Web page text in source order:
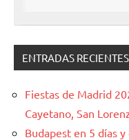
ENTRADAS RECIENTES
Fiestas de Madrid
Cayetano, San
Budapest en 5 días